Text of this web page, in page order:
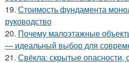
19. Стоимость фундамента
руководство
20. Почему малоэтажные
— идеальный выбор для
21. Свёкла: скрытые опасности,